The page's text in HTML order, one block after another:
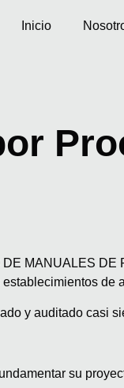
Inicio
MANUALES
de
y auditado casi
su